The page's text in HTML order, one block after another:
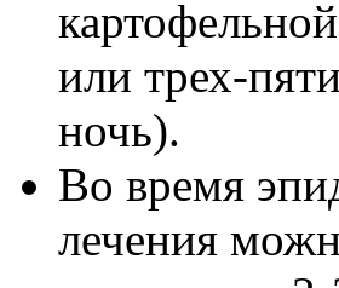
или трех-
ночь).
Во время
лечения